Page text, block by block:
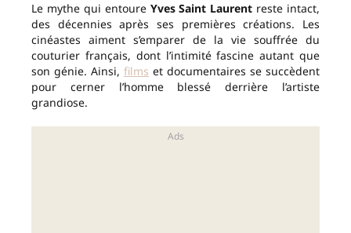
Le mythe qui entoure Yves Saint Laurent reste intact,
des décennies après ses premières créations. Les
cinéastes aiment s’emparer de la vie souffrée du
couturier français, dont l’intimité fascine autant que
son génie. Ainsi, films et documentaires se succèdent
pour cerner l’homme blessé derrière l’artiste
grandiose.